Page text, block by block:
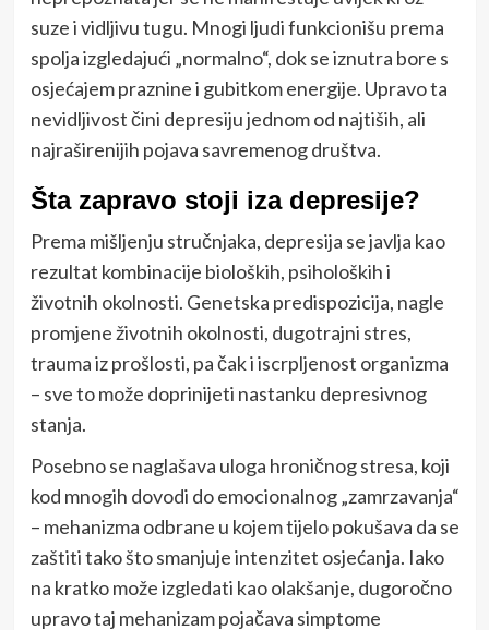
suze i vidljivu tugu. Mnogi ljudi funkcionišu prema
spolja izgledajući „normalno“, dok se iznutra bore s
osjećajem praznine i gubitkom energije. Upravo ta
nevidljivost čini depresiju jednom od najtiših, ali
najraširenijih pojava savremenog društva.
Šta zapravo stoji iza depresije?
Prema mišljenju stručnjaka, depresija se javlja kao
rezultat kombinacije bioloških, psiholoških i
životnih okolnosti. Genetska predispozicija, nagle
promjene životnih okolnosti, dugotrajni stres,
trauma iz prošlosti, pa čak i iscrpljenost organizma
– sve to može doprinijeti nastanku depresivnog
stanja.
Posebno se naglašava uloga hroničnog stresa, koji
kod mnogih dovodi do emocionalnog „zamrzavanja“
– mehanizma odbrane u kojem tijelo pokušava da se
zaštiti tako što smanjuje intenzitet osjećanja. Iako
na kratko može izgledati kao olakšanje, dugoročno
upravo taj mehanizam pojačava simptome